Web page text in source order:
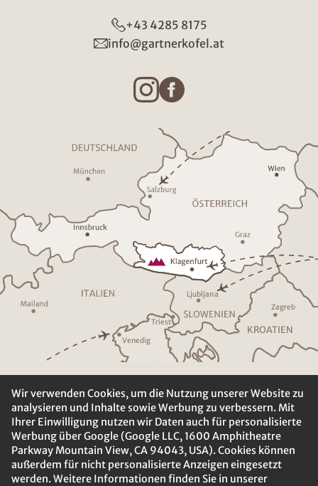
+43 4285 8175
info@gartnerkofel.at
Ljubljana
Zagreb
KROATIEN
Triest
Venedig
Wir verwenden Cookies, um die Nutzung unserer Website zu
analysieren und Inhalte sowie Werbung zu verbessern. Mit
Ihrer Einwilligung nutzen wir Daten auch für personalisierte
Werbung über Google (Google LLC, 1600 Amphitheatre
Parkway Mountain View, CA 94043, USA). Cookies können
außerdem für nicht personalisierte Anzeigen eingesetzt
werden. Weitere Informationen finden Sie in unserer